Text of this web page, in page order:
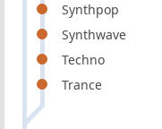
Synthpop
Synthwave
Techno
Trance